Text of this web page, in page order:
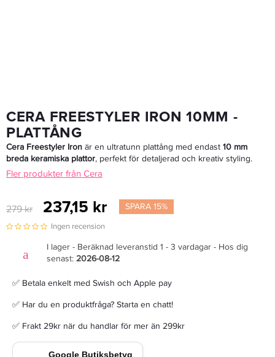
CERA FREESTYLER IRON 10MM -
PLATTÅNG
Cera Freestyler Iron är en ultratunn plattång med endast 10 mm
breda keramiska plattor, perfekt för detaljerad och kreativ styling.
Fler produkter från Cera
279 kr 237,15 kr SPARA 15%
Ingen recension
I lager - Beräknad leveranstid 1 - 3 vardagar - Hos dig
senast: 2026-08-12
✅ Betala enkelt med Swish och Apple pay
✅ Har du en produktfråga? Starta en chatt!
✅ Frakt 29kr när du handlar för mer än 299kr